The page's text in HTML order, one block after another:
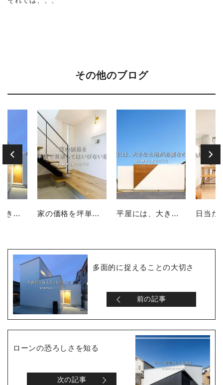
その他のブログ
２階建てありきで家を考えていませんか？ 家の価格を坪単価で判断してはいけない理由 平屋には、大きな土地が必要なのか？
多面的に捉えることの大切さ
前の記事
ローンの恐ろしさを知る
次の記事